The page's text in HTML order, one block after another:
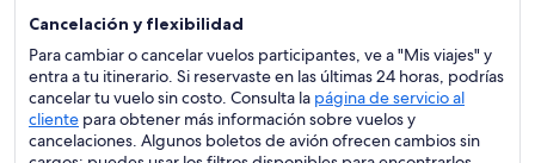
Cancelación y flexibilidad
Para cambiar o cancelar vuelos participantes, ve a "Mis viajes" y
entra a tu itinerario. Si reservaste en las últimas 24 horas, podrías
cancelar tu vuelo sin costo. Consulta la página de servicio al
cliente para obtener más información sobre vuelos y
cancelaciones. Algunos boletos de avión ofrecen cambios sin